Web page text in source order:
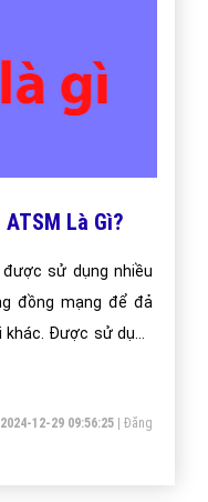
Là Gì?
sử dụng nhiều
đồng mạng để đả
Được sử dụng
2024-12-29 09:56:25|Đăng